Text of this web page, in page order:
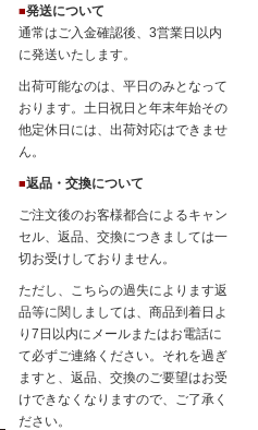
■発送について
通常はご入金確認後、3営業日以内
に発送いたします。
出荷可能なのは、平日のみとなって
おります。土日祝日と年末年始その
他定休日には、出荷対応はできませ
ん。
■返品・交換について
ご注文後のお客様都合によるキャン
セル、返品、交換につきましては一
切お受けしておりません。
ただし、こちらの過失によります返
品等に関しましては、商品到着日よ
り7日以内にメールまたはお電話に
て必ずご連絡ください。それを過ぎ
ますと、返品、交換のご要望はお受
けできなくなりますので、ご了承く
ださい。